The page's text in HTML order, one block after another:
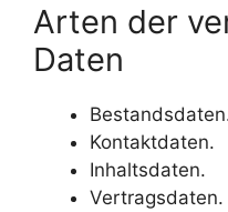
Arten der
Daten
Kontaktdaten.
Inhaltsdaten.
Vertragsdaten.